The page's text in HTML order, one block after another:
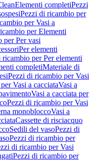
Elementi completiPezzi
Pezzi di ricambio per
per Vasi a
per Elementi
per Per vasi
Per elementi
ricambio per Per elementi
completiMateriale di
Pezzi di ricambio per Vasi
Vasi a cacciataVasi a
Vasi a cacciata per
Pezzi di ricambio per Vasi
monobloccoVasi a
Cassette di risciacquo
Sedili del vasoPezzi di
Pezzi di ricambio per
di ricambio per Vasi
Pezzi di ricambio per